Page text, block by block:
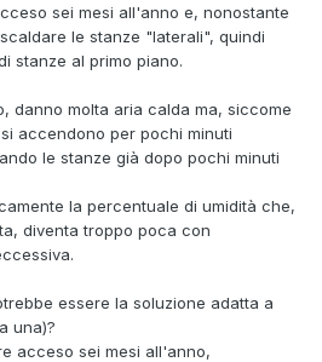
sei mesi all'anno e, nonostante
le stanze "laterali", quindi
stanze al primo piano.
danno molta aria calda ma, siccome
accendono per pochi minuti
le stanze già dopo pochi minuti
la percentuale di umidità che,
diventa troppo poca con
essere la soluzione adatta a
una)?
acceso sei mesi all'anno,